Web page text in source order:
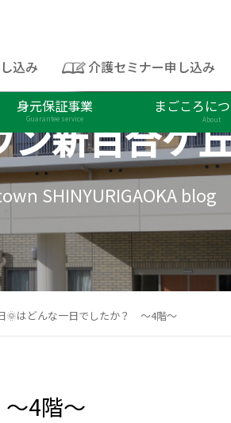
込み 介護セミナー申し込み
身元保証事業
Guarantee service
まごころに
About
ン新百合ケ
SHINYURIGAOKA blog
🌞はどんな一日でしたか？ ～4階～
4階～